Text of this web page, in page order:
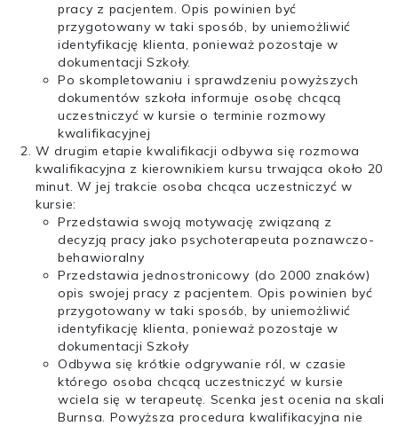
pracy z pacjentem. Opis powinien być
przygotowany w taki sposób, by uniemożliwić
identyfikację klienta, ponieważ pozostaje w
dokumentacji Szkoły.
Po skompletowaniu i sprawdzeniu powyższych
dokumentów szkoła informuje osobę chcącą
uczestniczyć w kursie o terminie rozmowy
kwalifikacyjnej
W drugim etapie kwalifikacji odbywa się rozmowa
kwalifikacyjna z kierownikiem kursu trwająca około 20
minut. W jej trakcie osoba chcąca uczestniczyć w
kursie:
Przedstawia swoją motywację związaną z
decyzją pracy jako psychoterapeuta poznawczo-
behawioralny
Przedstawia jednostronicowy (do 2000 znaków)
opis swojej pracy z pacjentem. Opis powinien być
przygotowany w taki sposób, by uniemożliwić
identyfikację klienta, ponieważ pozostaje w
dokumentacji Szkoły
Odbywa się krótkie odgrywanie ról, w czasie
którego osoba chcącą uczestniczyć w kursie
wciela się w terapeutę. Scenka jest ocenia na skali
Burnsa. Powyższa procedura kwalifikacyjna nie